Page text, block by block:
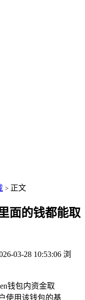
> 正文
面的钱都能取
03-28 10:53:06 浏
钱包内资金取
使用该钱包的基